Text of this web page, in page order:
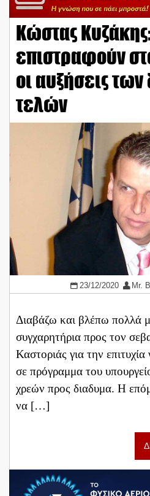
Κώστας
επιστραφούν
οι αυξήσεις
τελών
23/12/2020 Mr.
Διαβάζω και βλέπω πολλά
συγχαρητήρια προς τον
Καστοριάς για την
σε πρόγραμμα του
χρεών προς διαδυμα. Η
να […]